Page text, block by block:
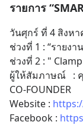
รายการ
วันศุกร์ ที่ 4 สิงห
ช่วงที่ 1 : “รายง
ช่วงที่ 2 : "
ผู้ให้สัมภาษณ์   :
CO-FOUNDER
Website :
Facebook :